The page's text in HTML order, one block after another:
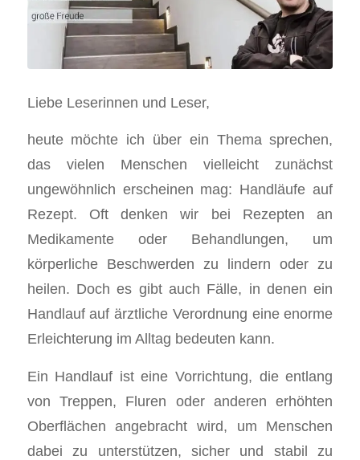
Liebe Leserinnen und Leser,
heute möchte ich über ein Thema sprechen,
das vielen Menschen vielleicht zunächst
ungewöhnlich erscheinen mag: Handläufe auf
Rezept. Oft denken wir bei Rezepten an
Medikamente oder Behandlungen, um
körperliche Beschwerden zu lindern oder zu
heilen. Doch es gibt auch Fälle, in denen ein
Handlauf auf ärztliche Verordnung eine enorme
Erleichterung im Alltag bedeuten kann.
Ein Handlauf ist eine Vorrichtung, die entlang
von Treppen, Fluren oder anderen erhöhten
Oberflächen angebracht wird, um Menschen
dabei zu unterstützen, sicher und stabil zu